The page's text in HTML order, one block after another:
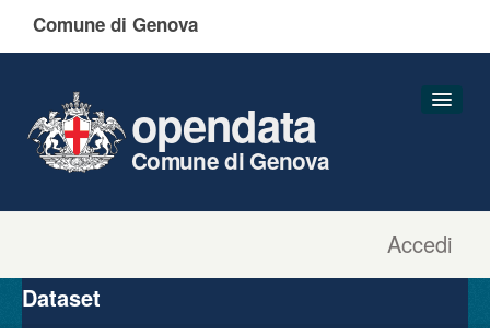
Comune di Genova
Accedi
opendata
Comune di Genova
Organizzazioni
Gruppi
Dataset